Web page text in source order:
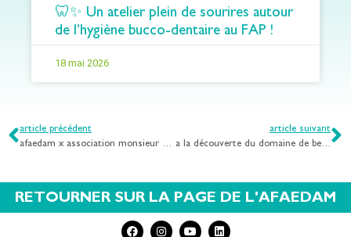
🦷✨ Un atelier plein de sourires autour
de l’hygiène bucco-dentaire au FAP !
18 mai 2026
article précédent
afaedam x association monsieur vincent
article suivant
a la découverte du domaine de belletanche dans le cadre de la coopération avec l’afaedam
RETOURNER SUR LA PAGE DE L'AFAEDAM